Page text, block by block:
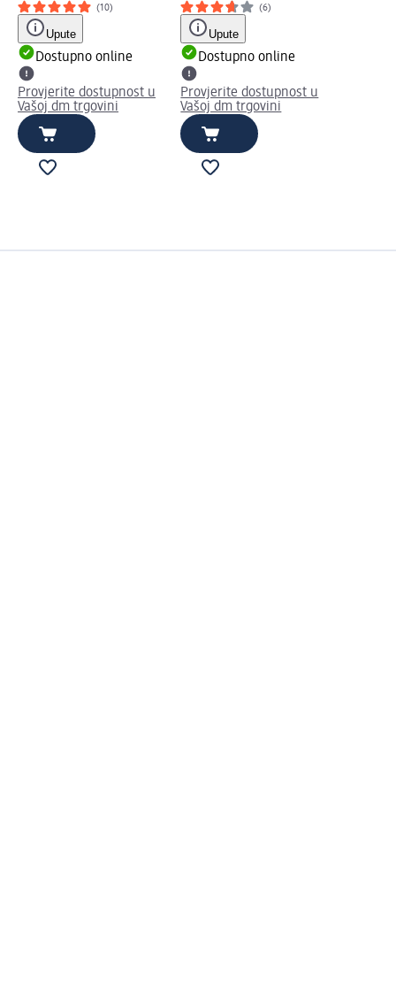
(10)
Upute
Dostupno online
Provjerite dostupnost u
Vašoj dm trgovini
(6)
Upute
Dostupno online
Provjerite dostupnost u
Vašoj dm trgovini